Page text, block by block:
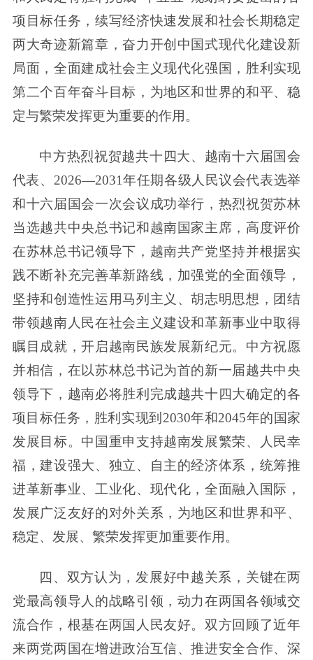
项目标任务，续写经济快速发展和社会长期稳定
两大奇迹新篇章，奋力开创中国式现代化建设新
局面，全面建成社会主义现代化强国，胜利实现
第二个百年奋斗目标，为地区和世界的和平、稳
定与繁荣发挥更为重要的作用。
中方热烈祝贺越共十四大、越南十六届国会
代表、2026—2031年任期各级人民议会代表选举
和十六届国会一次会议成功举行，热烈祝贺苏林
当选越共中央总书记和越南国家主席，高度评价
在苏林总书记领导下，越南共产党坚持并根据实
践不断补充完善革新路线，加强党的全面领导，
坚持和创造性运用马列主义、胡志明思想，团结
带领越南人民在社会主义建设和革新事业中取得
瞩目成就，开启越南民族发展新纪元。中方祝愿
并相信，在以苏林总书记为首的新一届越共中央
领导下，越南必将胜利完成越共十四大确定的各
项目标任务，胜利实现到2030年和2045年的国家
发展目标。中国重申支持越南发展繁荣、人民幸
福，建设强大、独立、自主的经济体系，统筹推
进革新事业、工业化、现代化，全面融入国际，
发展广泛友好的对外关系，为地区和世界和平、
稳定、发展、繁荣发挥更加重要作用。
四、双方认为，发展好中越关系，关键在两
党最高领导人的战略引领，动力在两国各领域交
流合作，根基在两国人民友好。双方回顾了近年
来两党两国在增进政治互信、推进安全合作、深